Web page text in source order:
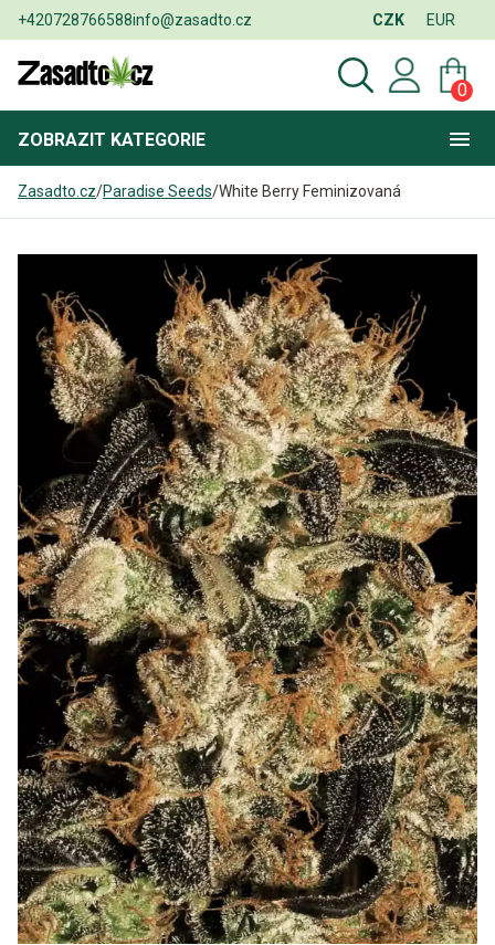
+420728766588info@zasadto.cz CZK EUR
0
ZOBRAZIT KATEGORIE
Zasadto.cz/Paradise Seeds/White Berry Feminizovaná